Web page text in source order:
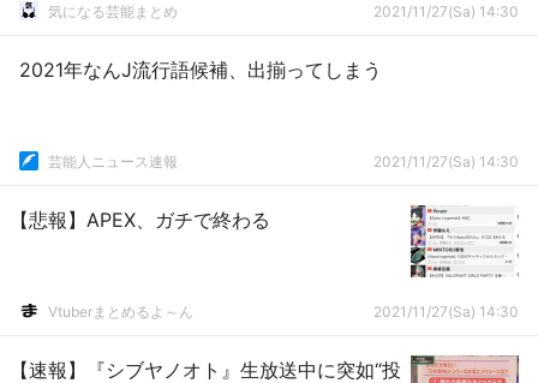
気になる芸能まとめ 2021/11/27(Sa) 14:30
2021年なんJ流行語候補、出揃ってしまう
芸能人ニュース速報 2021/11/27(Sa) 14:30
【悲報】APEX、ガチで終わる
Vtuberまとめるよ～ん 2021/11/27(Sa) 14:30
【速報】『シブヤノオト』生放送中に突如“投